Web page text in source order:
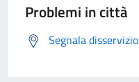
Problemi in città
Segnala disservizio